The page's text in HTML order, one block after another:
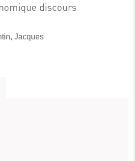
discours
Jacques